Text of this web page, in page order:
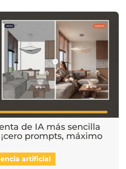
de IA más sencilla
prompts, máximo
artificial